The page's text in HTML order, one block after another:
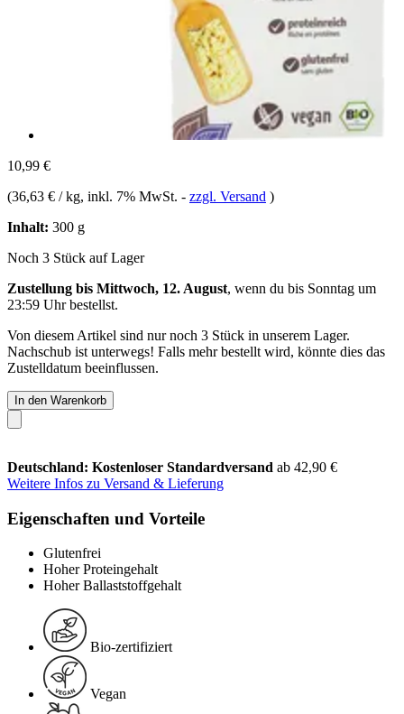
10,99 €
(36,63 € / kg, inkl. 7% MwSt. - zzgl. Versand )
Inhalt: 300 g
Noch 3 Stück auf Lager
Zustellung bis Mittwoch, 12. August, wenn du bis Sonntag um
23:59 Uhrbestellst.
Von diesem Artikel sind nur noch 3 Stück in unserem Lager.
Nachschub ist unterwegs! Falls mehr bestellt wird, könnte dies das
Zustelldatum beeinflussen.
In den Warenkorb
Deutschland: Kostenloser Standardversand ab 42,90 €
Weitere Infos zu Versand & Lieferung
Eigenschaften und Vorteile
Glutenfrei
Hoher Proteingehalt
Hoher Ballaststoffgehalt
Bio-zertifiziert
Vegan